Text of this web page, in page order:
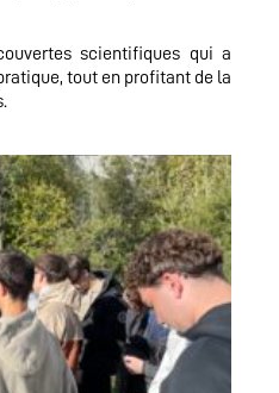
scientifiques qui a
tout en profitant de la